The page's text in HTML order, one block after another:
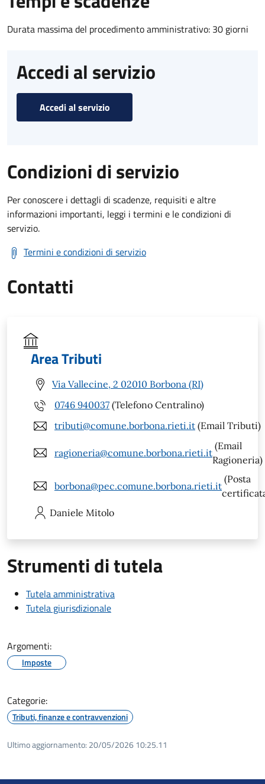
Durata massima del procedimento amministrativo: 30 giorni
Accedi al servizio
Accedi al servizio
Condizioni di servizio
Per conoscere i dettagli di scadenze, requisiti e altre
informazioni importanti, leggi i termini e le condizioni di
servizio.
Termini e condizioni di servizio
Contatti
Area Tributi
Via Vallecine, 2 02010 Borbona (RI)
0746 940037 (Telefono Centralino)
tributi@comune.borbona.rieti.it (Email Tributi)
ragioneria@comune.borbona.rieti.it
(Email
Ragioneria)
borbona@pec.comune.borbona.rieti.it
(Posta
Daniele Mitolo
Strumenti di tutela
Tutela amministrativa
Tutela giurisdizionale
Argomenti:
Imposte
Categorie:
Tributi, finanze e contravvenzioni
Ultimo aggiornamento: 20/05/2026 10:25.11